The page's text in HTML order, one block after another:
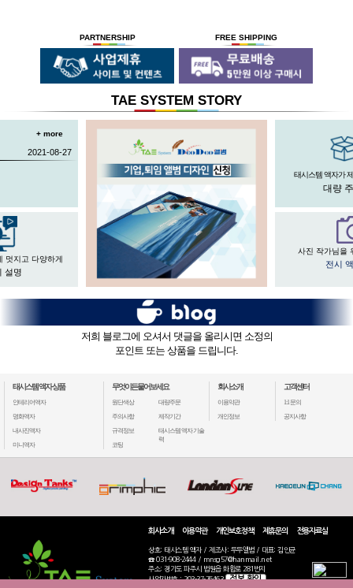
PARTNERSHIP FREE SHIPPING
TAE SYSTEM STORY
+ more
2021-08-27
태시스템 액자가
대량
멋지고 다양하게
설명
사진 작가님을
전시
저희 블로그에 오셔서 댓글을 올리시면 소정의
포인트 또는 상품을 드립니다.
태시스템 액자 상품
인테리어액자
명화액자
내사진액자
미니액자
무엇이든물어보세요
원단색상
주의사항
규격정보
코팅
대량주문
제작기간
태시스템 액자 기술
력
회사소개
이용약관
개인정보
고객센터
1:1 문의
공지사항
회사소개 이용약관 개인보호정책 제휴문의 전용자료실
상호: 태시스템 액자 / 제조사: 두두앨범 / 대표: 김인균
☎ 031-908-2444 / mnsg57@hanmail.net
주소: 경기도 파주시 법원읍 화합로 281번지
사업자번호 : 203-37-76463
정보 확인